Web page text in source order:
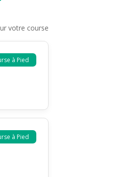
votre course
à Pied
à Pied